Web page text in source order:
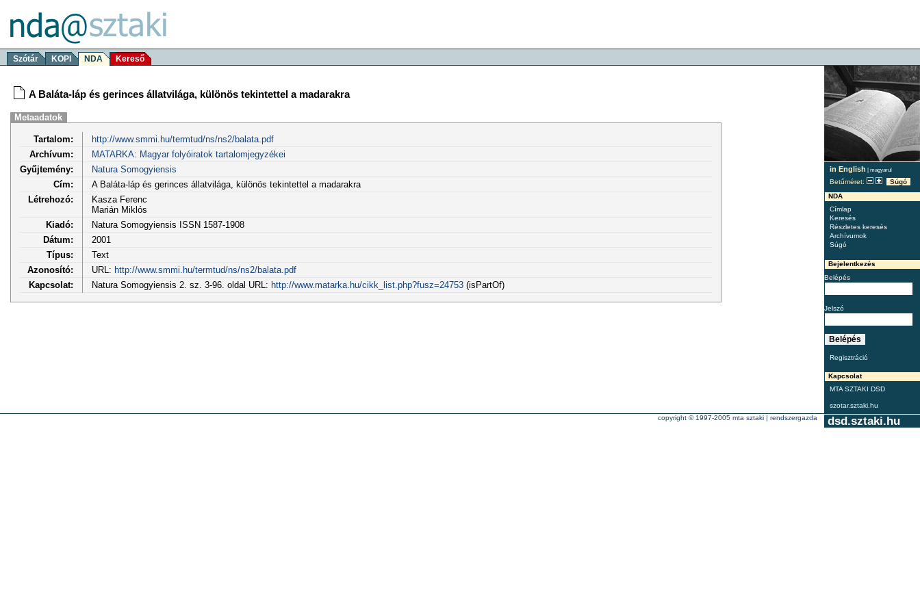
Szótár KOPI NDA Kereső
in English | magyarul
Betűméret:
Súgó
NDA
Címlap
Keresés
Részletes keresés
Archívumok
Súgó
Bejelentkezés
Belépés
Jelszó
Regisztráció
Kapcsolat
MTA SZTAKI DSD
szotar.sztaki.hu
A Baláta-láp és gerinces állatvilága, különös tekintettel a madarakra
Metaadatok
Tartalom:
http://www.smmi.hu/termtud/ns/ns2/balata.pdf
Archívum:
MATARKA: Magyar folyóiratok tartalomjegyzékei
Gyűjtemény:
Natura Somogyiensis
Cím:
A Baláta-láp és gerinces állatvilága, különös tekintettel a madarakra
Létrehozó:
Kasza Ferenc
Marián Miklós
Kiadó:
Natura Somogyiensis ISSN 1587-1908
Dátum:
2001
Típus:
Text
Azonosító:
URL: http://www.smmi.hu/termtud/ns/ns2/balata.pdf
Kapcsolat:
Natura Somogyiensis 2. sz. 3-96. oldal URL: http://www.matarka.hu/cikk_list.php?fusz=24753(isPartOf)
dsd.sztaki.hu
copyright © 1997-2005 mta sztaki | rendszergazda